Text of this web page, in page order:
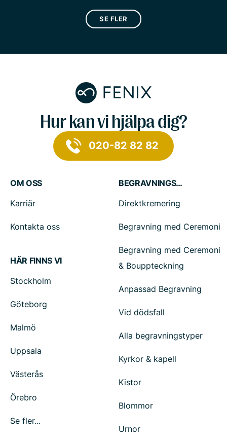
SE FLER
Hur kan vi hjälpa dig?
020-82 82 82
OM OSS
Karriär
Kontakta oss
HÄR FINNS VI
Stockholm
Göteborg
Malmö
Uppsala
Västerås
Örebro
Se fler...
BEGRAVNINGSTJÄNSTER
Direktkremering
Begravning med Ceremoni
Begravning med Ceremoni
& Bouppteckning
Anpassad Begravning
Vid dödsfall
Alla begravningstyper
Kyrkor & kapell
Kistor
Blommor
Urnor